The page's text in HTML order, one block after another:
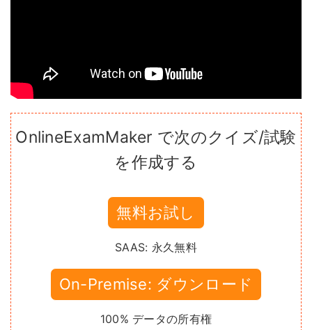
OnlineExamMaker で次のクイズ/試験
を作成する
無料お試し
SAAS: 永久無料
On-Premise: ダウンロード
100% データの所有権